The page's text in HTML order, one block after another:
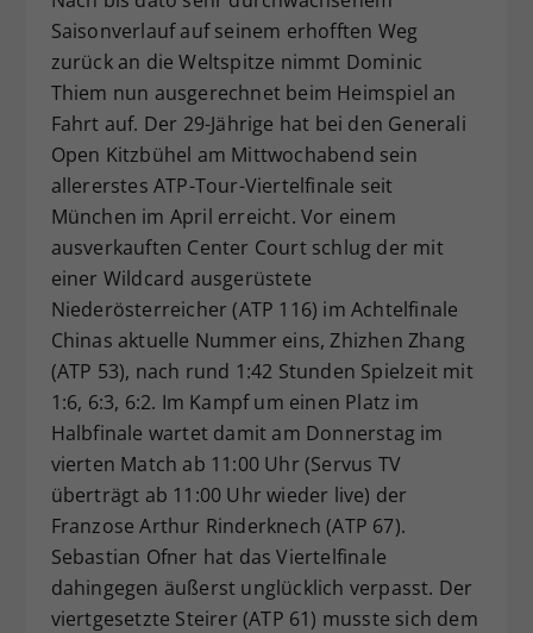
Saisonverlauf auf seinem erhofften Weg
zurück an die Weltspitze nimmt Dominic
Thiem nun ausgerechnet beim Heimspiel an
Fahrt auf. Der 29-Jährige hat bei den Generali
Open Kitzbühel am Mittwochabend sein
allererstes ATP-Tour-Viertelfinale seit
München im April erreicht. Vor einem
ausverkauften Center Court schlug der mit
einer Wildcard ausgerüstete
Niederösterreicher (ATP 116) im Achtelfinale
Chinas aktuelle Nummer eins, Zhizhen Zhang
(ATP 53), nach rund 1:42 Stunden Spielzeit mit
1:6, 6:3, 6:2. Im Kampf um einen Platz im
Halbfinale wartet damit am Donnerstag im
vierten Match ab 11:00 Uhr (Servus TV
überträgt ab 11:00 Uhr wieder live) der
Franzose Arthur Rinderknech (ATP 67).
Sebastian Ofner hat das Viertelfinale
dahingegen äußerst unglücklich verpasst. Der
viertgesetzte Steirer (ATP 61) musste sich dem
Zweck
Dieser Wert speichert Ihre Consent-
Einstellungen. Unter anderem eine
zufällig generierte ID, für die
historische Speicherung Ihrer
vorgenommen Einstellungen, falls der
Webseiten-Betreiber dies eingestellt
hat.